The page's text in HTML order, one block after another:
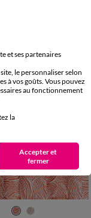
et ses partenaires
le personnaliser selon
à vos goûts. Vous pouvez
au fonctionnement
la
Accepter et
fermer